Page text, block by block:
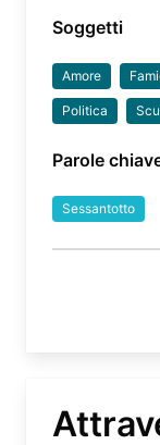
Soggetti
Amore
Politica
Parole
Sessantotto